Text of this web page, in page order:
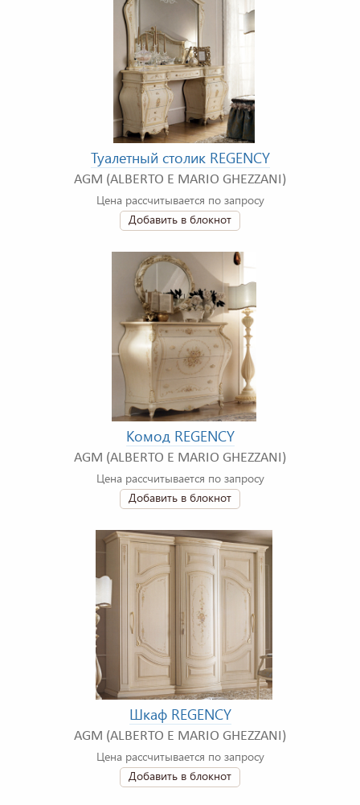
Туалетный столик REGENCY
AGM (ALBERTO E MARIO GHEZZANI)
Цена рассчитывается по запросу
Добавить в блокнот
Комод REGENCY
AGM (ALBERTO E MARIO GHEZZANI)
Цена рассчитывается по запросу
Добавить в блокнот
Шкаф REGENCY
AGM (ALBERTO E MARIO GHEZZANI)
Цена рассчитывается по запросу
Добавить в блокнот